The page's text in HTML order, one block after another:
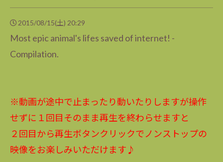
2015/08/15(土) 20:29
Most epic animal's lifes saved of internet! -
Compilation.
※動画が途中で止まったり動いたりしますが操作
せずに１回目そのまま再生を終わらせますと
２回目から再生ボタンクリックでノンストップの
映像をお楽しみいただけます♪